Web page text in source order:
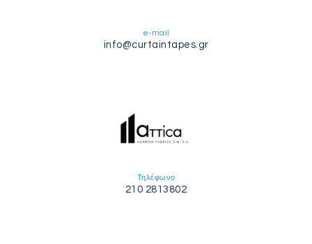
e-mail
info@curtaintapes.gr
Τηλέφωνο
210 2813802